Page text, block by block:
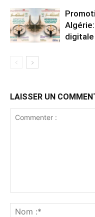
Algérie:
digitale
LAISSER UN